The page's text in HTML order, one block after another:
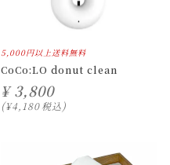
5,000円以上送料無料
CoCo:LO donut clean
¥ 3,800
¥4,180税込